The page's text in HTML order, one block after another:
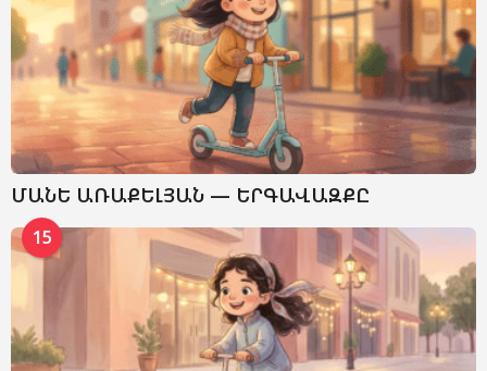
ՄԱՆԵ ԱՌԱՔԵԼՅԱՆ — ԵՐԳԱՎԱԶՔԸ
15